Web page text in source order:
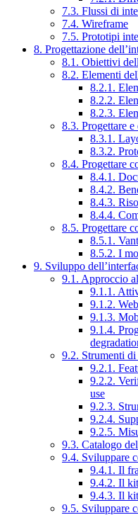
7.3. Flussi di
7.4. Wireframe
7.5. Prototipi
8. Progettazione
8.1. Obiettivi
8.2. Elementi
8.2.1.
8.2.2.
8.2.3.
8.3. Progettare
8.3.1.
8.3.2.
8.4. Progettare
8.4.1.
8.4.2.
8.4.3.
8.4.4.
8.5. Progettare
8.5.1.
8.5.2. I
9. Sviluppo
9.1. Approccio
9.1.1.
9.1.2.
9.1.3.
9.1.4.
9.2. Strumenti
9.2.1.
9.2.2.
use
9.2.3.
9.2.4.
9.2.5.
9.3. Catalogo
9.4. Sviluppare
9.4.1. Il
9.4.2. Il
9.4.3. Il
9.5. Sviluppare